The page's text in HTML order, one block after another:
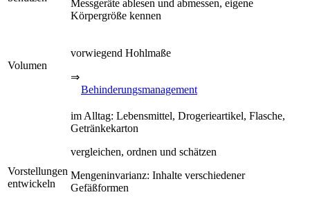
Messgeräte ablesen und abmessen, eigene
Körpergröße kennen
Volumen
vorwiegend Hohlmaße
⇒
Behinderungsmanagement
Vorstellungen
entwickeln
im Alltag: Lebensmittel, Drogerieartikel, Flasche,
Getränkekarton
vergleichen, ordnen und schätzen
Mengeninvarianz: Inhalte verschiedener
Gefäßformen